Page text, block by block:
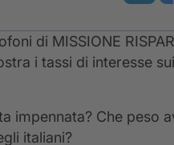
di MISSIONE
i tassi di interesse
impennata? Che peso
italiani?